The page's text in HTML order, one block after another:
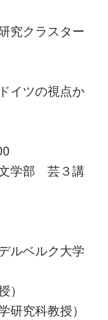
究クラスター
イツの視点か
学部 芸３講
ルベルク大学
）
究科教授）